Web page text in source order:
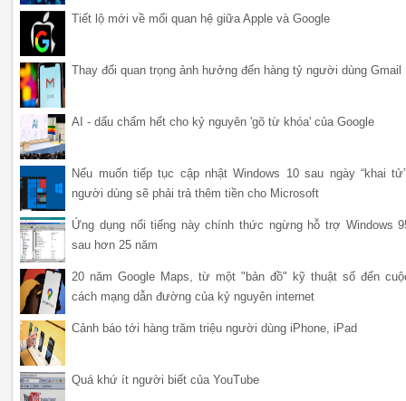
Tiết lộ mới về mối quan hệ giữa Apple và Google
Thay đổi quan trọng ảnh hưởng đến hàng tỷ người dùng Gmail
AI - dấu chấm hết cho kỷ nguyên 'gõ từ khóa' của Google
Nếu muốn tiếp tục cập nhật Windows 10 sau ngày “khai
người dùng sẽ phải trả thêm tiền cho Microsoft
Ứng dụng nổi tiếng này chính thức ngừng hỗ trợ Windows
sau hơn 25 năm
20 năm Google Maps, từ một "bản đồ" kỹ thuật số đến
cách mạng dẫn đường của kỷ nguyên internet
Cảnh báo tới hàng trăm triệu người dùng iPhone, iPad
Quá khứ ít người biết của YouTube